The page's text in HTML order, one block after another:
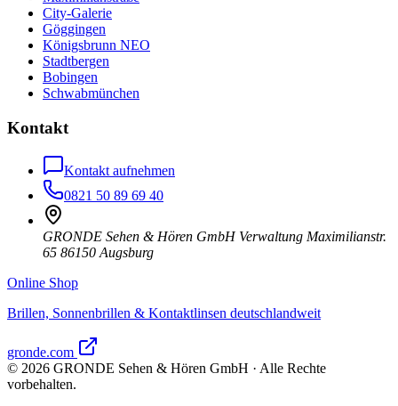
City-Galerie
Göggingen
Königsbrunn NEO
Stadtbergen
Bobingen
Schwabmünchen
Kontakt
Kontakt aufnehmen
0821 50 89 69 40
GRONDE Sehen & Hören GmbH Verwaltung Maximilianstr.
65 86150 Augsburg
Online Shop
Brillen, Sonnenbrillen & Kontaktlinsen deutschlandweit
gronde.com
© 2026 GRONDE Sehen & Hören GmbH · Alle Rechte
vorbehalten.